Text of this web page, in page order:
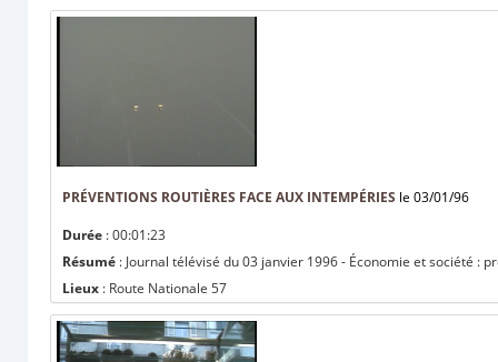
PRÉVENTIONS ROUTIÈRES FACE AUX INTEMPÉRIES le 03/01/96
Durée : 00:01:23
Résumé : Journal télévisé du 03 janvier 1996 - Économie et société :
Lieux : Route Nationale 57